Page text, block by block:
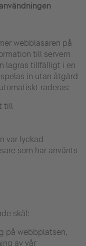
webbläsaren på
till servern
lagras tillfälligt i en
in utan åtgärd
raderas:
till
var lyckad
som har använts
skäl:
på webbplatsen,
av vår